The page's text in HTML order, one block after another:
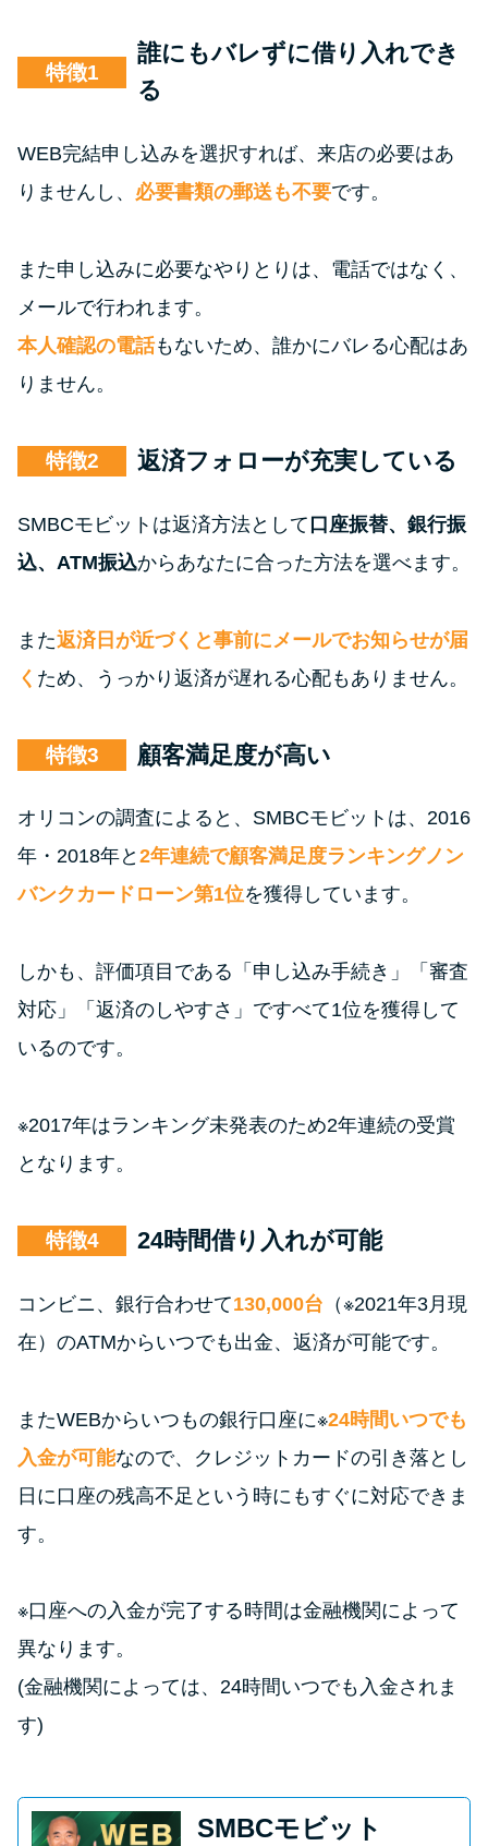
特徴
誰にもバレずに借り入れでき
る
WEB完結申し込みを選択すれば、来店の必要はあ
りませんし、 必要書類の郵送も不要です。
また申し込みに必要なやりとりは、電話ではなく、
メールで行われます。
本人確認の電話もないため、誰かにバレる心配はあ
りません。
特徴 返済フォローが充実している
SMBCモビットは返済方法として 口座振替、銀行振
込、ATM振込からあなたに合った方法を選べます。
また返済日が近づくと事前にメールでお知らせが届
く ため、うっかり返済が遅れる心配もありません。
特徴 顧客満足度が高い
オリコンの調査によると、SMBCモビットは、2016
年・2018年と 2年連続で顧客満足度ランキングノン
バンクカードローン第1位を獲得しています。
しかも、評価項目である「申し込み手続き」「審査
対応」「返済のしやすさ」ですべて1位を獲得して
いるのです。
※2017年はランキング未発表のため2年連続の受賞
となります。
特徴 24時間借り入れが可能
コンビニ、銀行合わせて130,000台 （※2021年3月現
在）のATMからいつでも出金、返済が可能です。
またWEBからいつもの銀行口座に※24時間いつでも
入金が可能なので、クレジットカードの引き落とし
日に口座の残高不足という時にもすぐに対応できま
す。
※口座への入金が完了する時間は金融機関によって
異なります。
(金融機関によっては、24時間いつでも入金されま
す)
SMBCモビット